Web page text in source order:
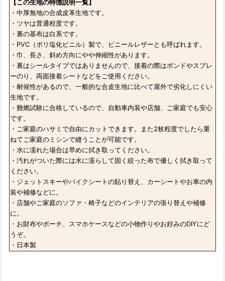
【この生地の特徴説明一覧】
・中厚無地の合成皮革生地です。
・ツヤは普通程度です。
・裏の基布は白系です。
・PVC（ポリ塩化ビニル）製で、ビニールレザーとも呼ばれます。
・巾、長さ、斜め方向にやや伸縮性があります。
・裏はシールタイプではありませんので、接着の際はボンドやスプレ
ーのり、両面接着シートなどをご使用ください。
・耐候性があるので、一般的な合皮生地に比べて屋外で劣化しにくい
生地です。
・難燃試験に合格しているので、自動車内装や店舗、ご家庭でも安心
です。
・ご家庭のハサミで自由にカットできます。また2枚程度でしたら重
ねてご家庭のミシンで縫うことが可能です。
・水に濡れた場合は早めに拭き取ってください。
・汚れがついた際には水に濡らして固く絞った布で優しく拭き取って
ください。
・ジェットスキーやバイクシートの貼り替え、カーシートやお車の内
装や補修などに。
・店舗やご家庭のソファ・椅子などのインテリアの張り替えや補修
に。
・お財布やポーチ、スマホケースなどの小物作りやお好みのDIYにど
うぞ。
・日本製